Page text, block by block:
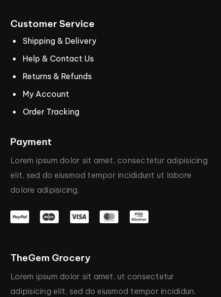
Customer Service
Shipping & Delivery
Help & Contact Us
Returns & Refunds
My Account
Order Tracking
Payment
Lorem ipsum dolor sit amet, consectetur adipisicing
elit, sed do eiusmod tempor incididunt ut labore
dolore adipisicing.
TheGem Grocery
Lorem ipsum dolor sit amet, ut consectetur
adipisicing elit, sed do eiusmod tempor incididun.